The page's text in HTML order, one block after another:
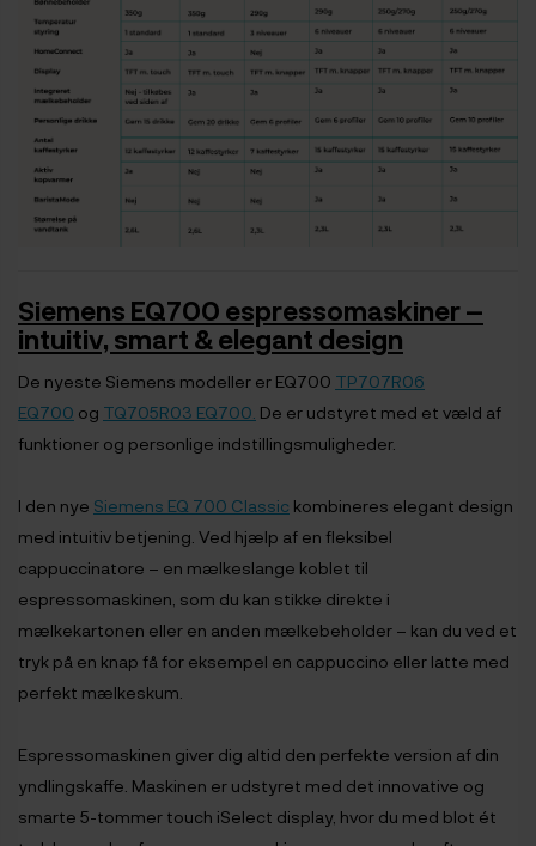
Siemens EQ700 espressomaskiner –
intuitiv, smart & elegant design
De nyeste Siemens modeller er EQ700 TP707R06
EQ700 og TQ705R03 EQ700. De er udstyret med et væld af
funktioner og personlige indstillingsmuligheder.
I den nye Siemens EQ 700 Classic kombineres elegant design
med intuitiv betjening. Ved hjælp af en fleksibel
cappuccinatore – en mælkeslange koblet til
espressomaskinen, som du kan stikke direkte i
mælkekartonen eller en anden mælkebeholder – kan du ved et
tryk på en knap få for eksempel en cappuccino eller latte med
perfekt mælkeskum.
Espressomaskinen giver dig altid den perfekte version af din
yndlingskaffe. Maskinen er udstyret med det innovative og
smarte 5-tommer touch iSelect display, hvor du med blot ét